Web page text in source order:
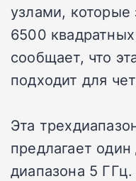
узлами,
6500
сообщает, что
подходит для
Эта
предлагает
диапазона 5